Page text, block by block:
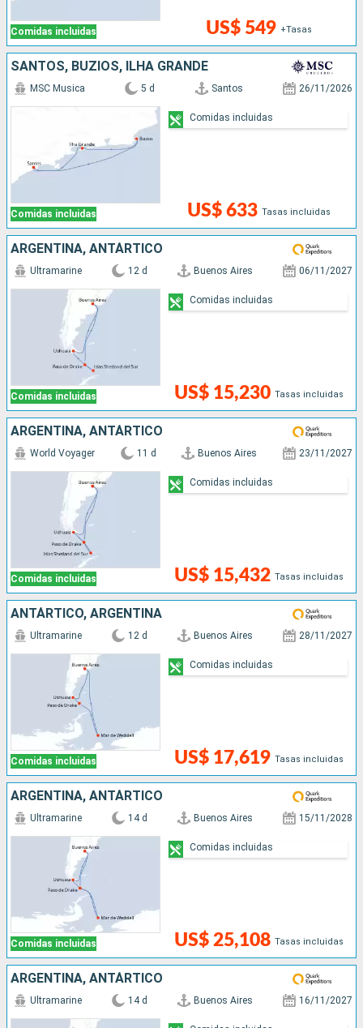
Comidas incluidas US$ 549 +Tasas
SANTOS, BUZIOS, ILHA GRANDE
Comidas incluidas
MSC Musica 5 d Santos 26/11/2026
US$ 633 Tasas incluidas
Comidas incluidas
ARGENTINA, ANTÁRTICO
Comidas incluidas
Ultramarine 12 d Buenos Aires 06/11/2027
US$ 15,230 Tasas incluidas
Comidas incluidas
ARGENTINA, ANTÁRTICO
Comidas incluidas
World Voyager 11 d Buenos Aires 23/11/2027
US$ 15,432 Tasas incluidas
Comidas incluidas
ANTÁRTICO, ARGENTINA
Comidas incluidas
Ultramarine 12 d Buenos Aires 28/11/2027
US$ 17,619 Tasas incluidas
Comidas incluidas
ARGENTINA, ANTÁRTICO
Comidas incluidas
Ultramarine 14 d Buenos Aires 15/11/2028
US$ 25,108 Tasas incluidas
Comidas incluidas
ARGENTINA, ANTÁRTICO
Ultramarine 14 d Buenos Aires 16/11/2027